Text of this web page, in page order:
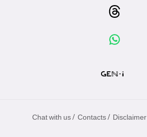
Chat with us / Contacts / Disclaimer